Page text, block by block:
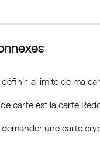
la limite de ma
carte est la carte
une carte